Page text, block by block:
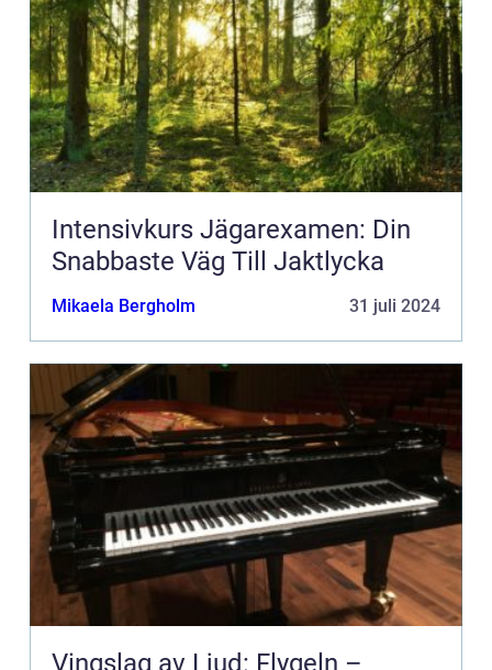
Intensivkurs Jägarexamen: Din
Snabbaste Väg Till Jaktlycka
Mikaela Bergholm 31 juli 2024
Vingslag av Ljud: Flygeln –